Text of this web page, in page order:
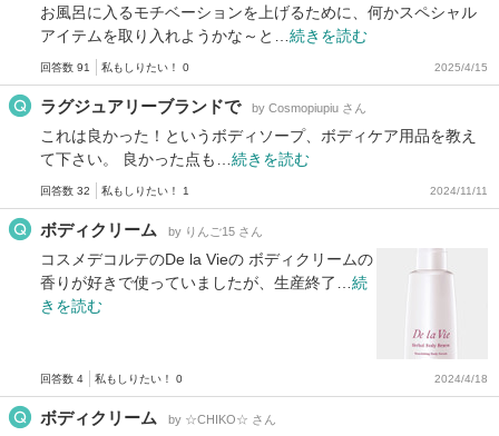
お風呂に入るモチベーションを上げるために、何かスペシャル
アイテムを取り入れようかな～と… 続きを読む
回答数 91 私もしりたい！ 0 2025/4/15
ラグジュアリーブランドで by Cosmopiupiu さん
これは良かった！というボディソープ、ボディケア用品を教え
て下さい。 良かった点も… 続きを読む
回答数 32 私もしりたい！ 1 2024/11/11
ボディクリーム by りんご15 さん
コスメデコルテのDe la Vieの ボディクリームの
香りが好きで使っていましたが、生産終了… 続
きを読む
回答数 4 私もしりたい！ 0 2024/4/18
ボディクリーム by ☆CHIKO☆ さん